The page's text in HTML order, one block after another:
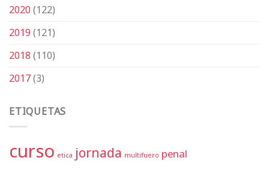
2020(122)
2019(121)
2018(110)
2017(3)
ETIQUETAS
curso etica jornada multifuero penal